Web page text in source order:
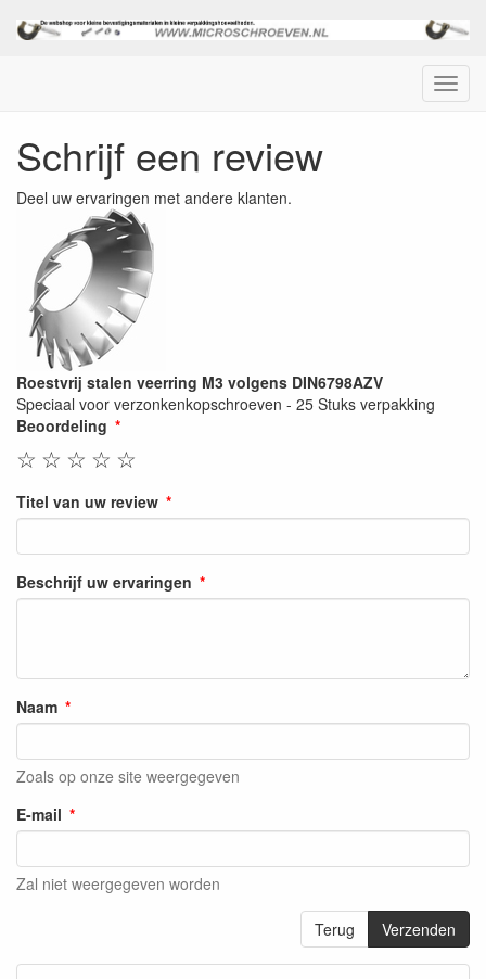
Menu
Schrijf een review
Deel uw ervaringen met andere klanten.
Roestvrij stalen veerring M3 volgens DIN6798AZV
Speciaal voor verzonkenkopschroeven - 25 Stuks verpakking
Beoordeling
☆
☆
☆
☆
☆
Titel van uw review
Beschrijf uw ervaringen
Naam
Zoals op onze site weergegeven
E-mail
Zal niet weergegeven worden
Terug Verzenden